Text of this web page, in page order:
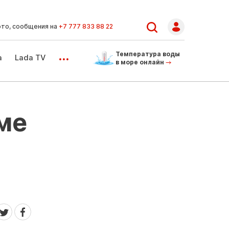
сообщения на +7 777 833 88 22
Lada TV ...
Температура воды
в море онлайн